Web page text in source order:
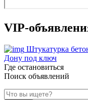
VIP-
Штукатурка
Дону под ключ
Где остановиться
Поиск объявлений